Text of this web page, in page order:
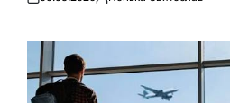
ОприлюдненоОпубліковано